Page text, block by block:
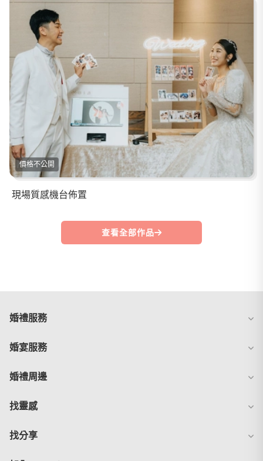
價格不公開
現場質感機台佈置
查看全部作品
婚禮服務
婚宴服務
婚禮周邊
找靈感
找分享